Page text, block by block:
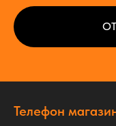
Телефон